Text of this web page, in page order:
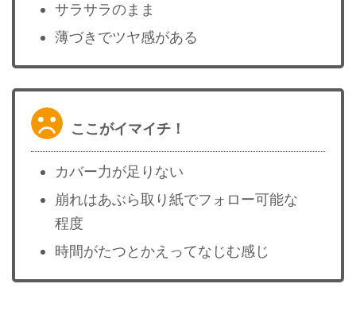
サラサラのまま
薄づきでツヤ感がある
ここがイマイチ！
カバー力が足りない
崩れはあぶら取り紙でフォロー可能な
程度
時間がたつとかえってなじむ感じ